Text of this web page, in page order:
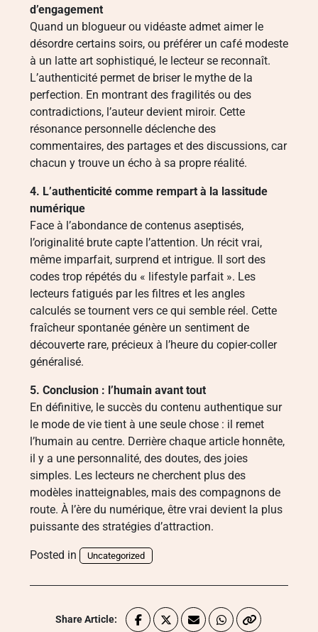
d’engagement
Quand un blogueur ou vidéaste admet aimer le
désordre certains soirs, ou préférer un café modeste
à un latte art sophistiqué, le lecteur se reconnaît.
L’authenticité permet de briser le mythe de la
perfection. En montrant des fragilités ou des
contradictions, l’auteur devient miroir. Cette
résonance personnelle déclenche des
commentaires, des partages et des discussions, car
chacun y trouve un écho à sa propre réalité.
4. L’authenticité comme rempart à la lassitude
numérique
Face à l’abondance de contenus aseptisés,
l’originalité brute capte l’attention. Un récit vrai,
même imparfait, surprend et intrigue. Il sort des
codes trop répétés du « lifestyle parfait ». Les
lecteurs fatigués par les filtres et les angles
calculés se tournent vers ce qui semble réel. Cette
fraîcheur spontanée génère un sentiment de
découverte rare, précieux à l’heure du copier-coller
généralisé.
5. Conclusion : l’humain avant tout
En définitive, le succès du contenu authentique sur
le mode de vie tient à une seule chose : il remet
l’humain au centre. Derrière chaque article honnête,
il y a une personnalité, des doutes, des joies
simples. Les lecteurs ne cherchent plus des
modèles inatteignables, mais des compagnons de
route. À l’ère du numérique, être vrai devient la plus
puissante des stratégies d’attraction.
Posted in Uncategorized
Share Article: